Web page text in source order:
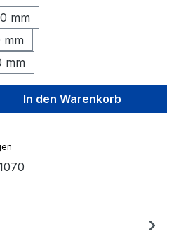
mm
mm
mm
Gib den
In den Warenkorb